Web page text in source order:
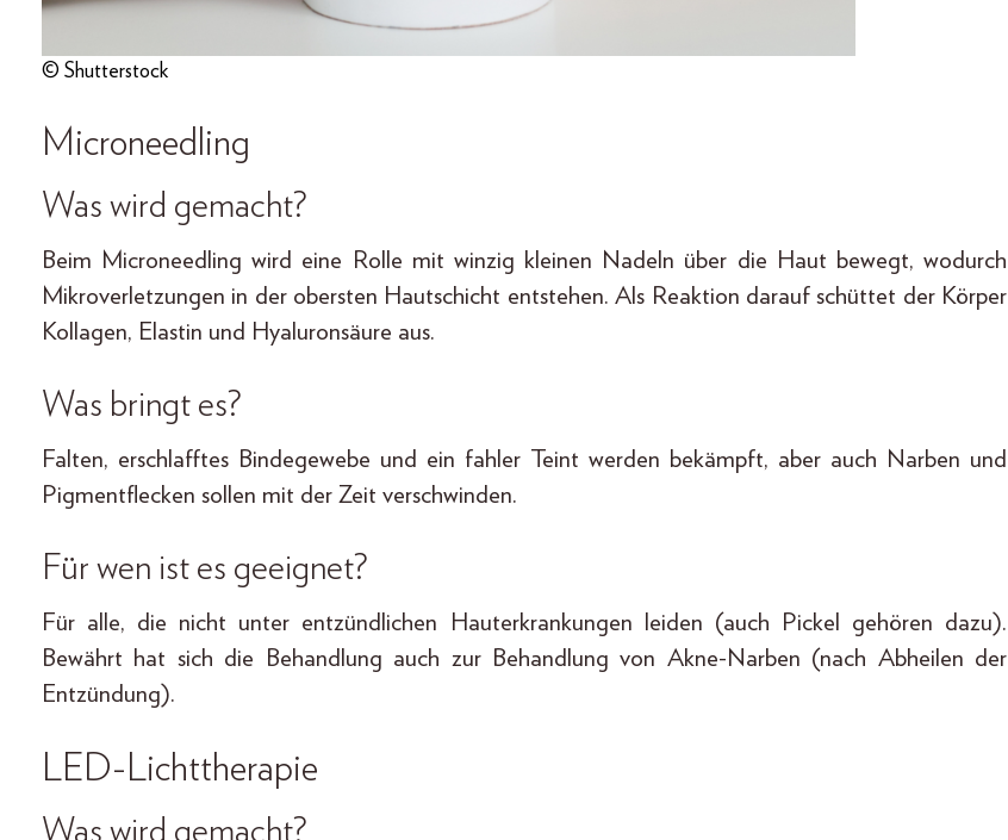
© Shutterstock
Microneedling
Was wird gemacht?
Beim Microneedling wird eine Rolle mit winzig kleinen Nadeln über die Haut bewegt, wodurch
Mikroverletzungen in der obersten Hautschicht entstehen. Als Reaktion darauf schüttet der Körper
Kollagen, Elastin und Hyaluronsäure aus.
Was bringt es?
Falten, erschlafftes Bindegewebe und ein fahler Teint werden bekämpft, aber auch Narben und
Pigmentflecken sollen mit der Zeit verschwinden.
Für wen ist es geeignet?
Für alle, die nicht unter entzündlichen Hauterkrankungen leiden (auch Pickel gehören dazu).
Bewährt hat sich die Behandlung auch zur Behandlung von Akne-Narben (nach Abheilen der
Entzündung).
LED-Lichttherapie
Was wird gemacht?